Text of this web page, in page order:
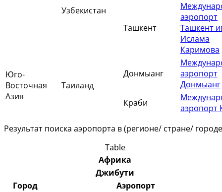
Узбекистан
Ташкент
аэропорт
Ташкент
Ислама
Каримова
Юго-
Восточная
Азия
Таиланд
Донмыанг
аэропорт
Донмыанг
Краби
аэропорт
Результат поиска аэропорта в (регионе/ стране/
Table
Африка
Джибути
Город
Аэропорт